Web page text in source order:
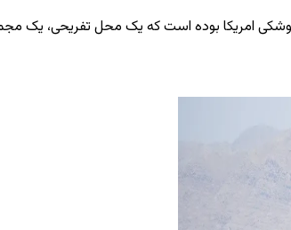
امریکا بوده است که یک محل تفریحی، یک